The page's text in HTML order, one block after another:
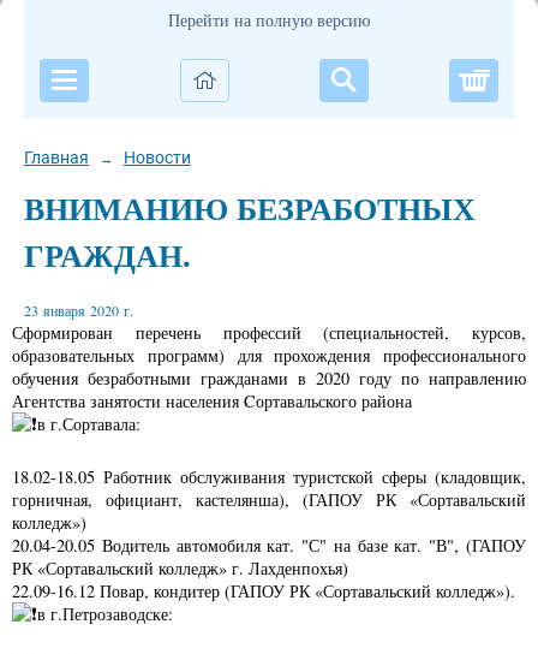
Перейти на полную версию
Главная → Новости
ВНИМАНИЮ БЕЗРАБОТНЫХ
ГРАЖДАН.
23 января 2020 г.
Сформирован перечень профессий (специальностей, курсов,
образовательных программ) для прохождения профессионального
обучения безработными гражданами в 2020 году по направлению
Агентства занятости населения Cортавальского района
в г.Сортавала:
18.02-18.05 Работник обслуживания туристской сферы (кладовщик,
горничная, официант, кастелянша), (ГАПОУ РК «Сортавальский
колледж»)
20.04-20.05 Водитель автомобиля кат. "С" на базе кат. "В", (ГАПОУ
РК «Сортавальский колледж» г. Лахденпохья)
22.09-16.12 Повар, кондитер (ГАПОУ РК «Сортавальский колледж»).
в г.Петрозаводске: